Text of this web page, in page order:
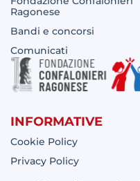
Ragonese
Bandi e concorsi
Comunicati
INFORMATIVE
Cookie Policy
Privacy Policy